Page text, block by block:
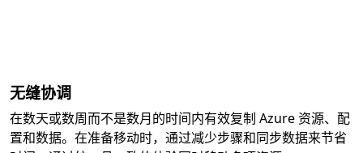
无缝协调
在数天或数周而不是数月的时间内有效复制 Azure 资源、配
置和数据。在准备移动时，通过减少步骤和同步数据来节省